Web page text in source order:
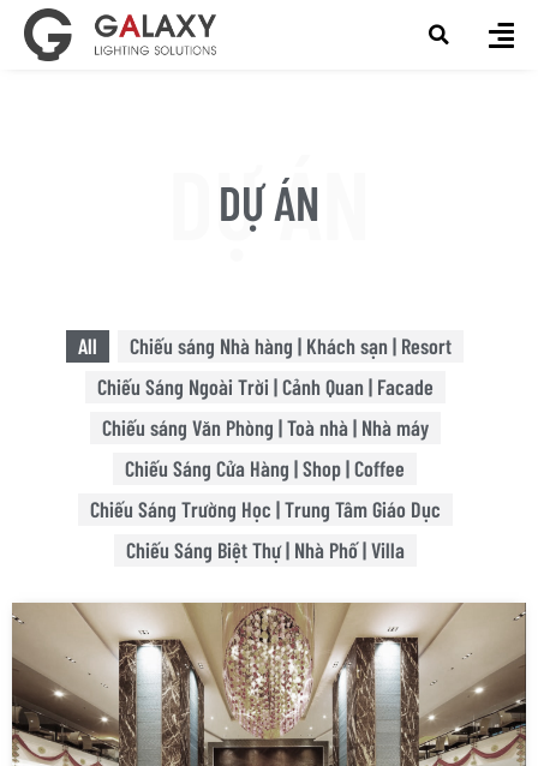
DỰ ÁN
DỰ ÁN
All
Chiếu sáng Nhà hàng | Khách sạn | Resort
Chiếu Sáng Ngoài Trời | Cảnh Quan | Facade
Chiếu sáng Văn Phòng | Toà nhà | Nhà máy
Chiếu Sáng Cửa Hàng | Shop | Coffee
Chiếu Sáng Trường Học | Trung Tâm Giáo Dục
Chiếu Sáng Biệt Thự | Nhà Phố | Villa